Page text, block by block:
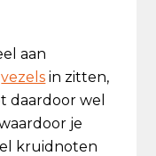
aan
vezels in zitten,
daardoor wel
je
kruidnoten